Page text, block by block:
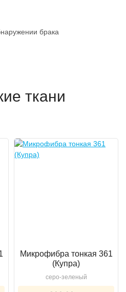
брака
ткани
Микрофибра тонкая 361
(Купра)
серо-зеленый